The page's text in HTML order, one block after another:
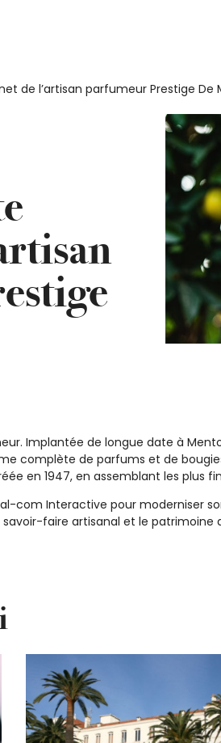
de l’artisan parfumeur Prestige De
Implantée de longue date à
complète de parfums et de
en 1947, en assemblant les plus
com Interactive pour moderniser
faire artisanal et le patrimoine